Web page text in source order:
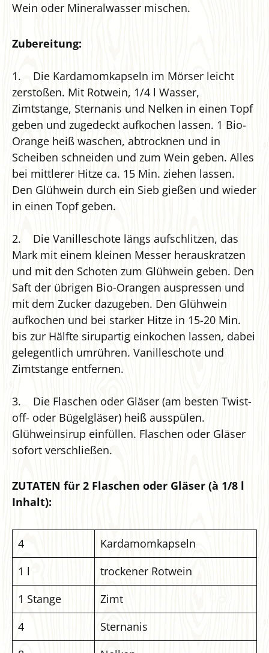
Wein oder Mineralwasser mischen.
Zubereitung:
1. Die Kardamomkapseln im Mörser leicht
zerstoßen. Mit Rotwein, 1/4 l Wasser,
Zimtstange, Sternanis und Nelken in einen Topf
geben und zugedeckt aufkochen lassen. 1 Bio-
Orange heiß waschen, abtrocknen und in
Scheiben schneiden und zum Wein geben. Alles
bei mittlerer Hitze ca. 15 Min. ziehen lassen.
Den Glühwein durch ein Sieb gießen und wieder
in einen Topf geben.
2. Die Vanilleschote längs aufschlitzen, das
Mark mit einem kleinen Messer herauskratzen
und mit den Schoten zum Glühwein geben. Den
Saft der übrigen Bio-Orangen auspressen und
mit dem Zucker dazugeben. Den Glühwein
aufkochen und bei starker Hitze in 15-20 Min.
bis zur Hälfte sirupartig einkochen lassen, dabei
gelegentlich umrühren. Vanilleschote und
Zimtstange entfernen.
3. Die Flaschen oder Gläser (am besten Twist-
off- oder Bügelgläser) heiß ausspülen.
Glühweinsirup einfüllen. Flaschen oder Gläser
sofort verschließen.
ZUTATEN für 2 Flaschen oder Gläser (à 1/8 l
Inhalt):
4
Kardamomkapseln
1 l
trockener Rotwein
1 Stange
Zimt
4
Sternanis